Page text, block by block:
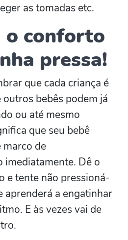
as tomadas etc.
o conforto
pressa!
que cada criança é
bebês podem já
ou até mesmo
que seu bebê
marco de
imediatamente. Dê o
e tente não pressioná-
aprenderá a engatinhar
E às vezes vai de